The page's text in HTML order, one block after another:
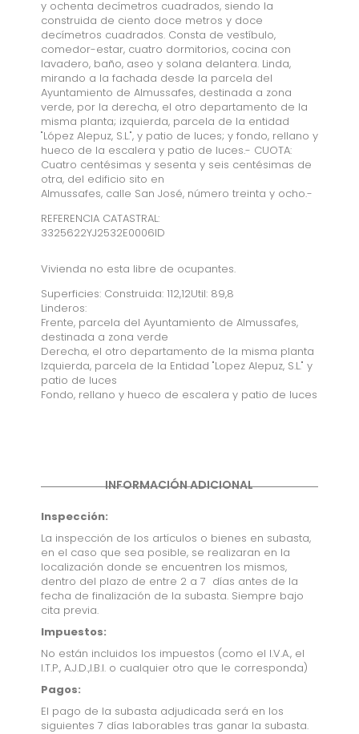
y ochenta decímetros cuadrados, siendo la
construida de ciento doce metros y doce
decímetros cuadrados. Consta de vestíbulo,
comedor-estar, cuatro dormitorios, cocina con
lavadero, baño, aseo y solana delantera. Linda,
mirando a la fachada desde la parcela del
Ayuntamiento de Almussafes, destinada a zona
verde, por la derecha, el otro departamento de la
misma planta; izquierda, parcela de la entidad
"López Alepuz, S.L.", y patio de luces; y fondo, rellano y
hueco de la escalera y patio de luces.- CUOTA:
Cuatro centésimas y sesenta y seis centésimas de
otra, del edificio sito en
Almussafes, calle San José, número treinta y ocho.-
REFERENCIA CATASTRAL:
3325622YJ2532E0006ID
Vivienda no esta libre de ocupantes.
Superficies: Construida: 112,12Util: 89,8
Linderos:
Frente, parcela del Ayuntamiento de Almussafes,
destinada a zona verde
Derecha, el otro departamento de la misma planta
Izquierda, parcela de la Entidad "Lopez Alepuz, S.L." y
patio de luces
Fondo, rellano y hueco de escalera y patio de luces
INFORMACIÓN ADICIONAL
Inspección:
La inspección de los artículos o bienes en subasta,
en el caso que sea posible, se realizaran en la
localización donde se encuentren los mismos,
dentro del plazo de entre 2 a 7 días antes de la
fecha de finalización de la subasta. Siempre bajo
cita previa.
Impuestos:
No están incluidos los impuestos (como el I.V.A., el
I.T.P., A.J.D.,I.B.I. o cualquier otro que le corresponda)
Pagos:
El pago de la subasta adjudicada será en los
siguientes 7 días laborables tras ganar la subasta.